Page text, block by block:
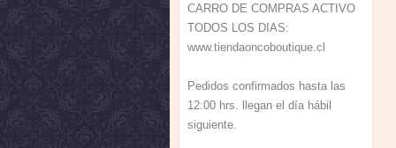
CARRO DE COMPRAS ACTIVO
TODOS LOS DIAS:
www.tiendaoncoboutique.cl
Pedidos confirmados hasta las
12:00 hrs. llegan el día hábil
siguiente.